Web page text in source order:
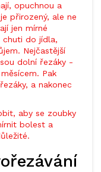
opuchnou a
přirozený, ale ne
jen mírné
chuti do jídla,
Nejčastější
dolní řezáky -
Pak
a nakonec
aby se zoubky
bolest a